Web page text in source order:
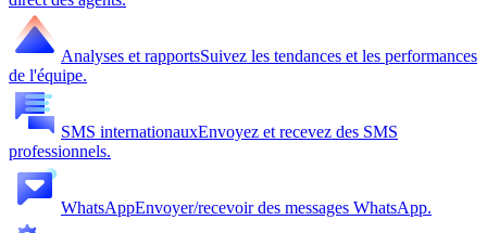
Analyses et rapportsSuivez les tendances et les performances
de l'équipe.
SMS internationauxEnvoyez et recevez des SMS
professionnels.
WhatsAppEnvoyer/recevoir des messages WhatsApp.